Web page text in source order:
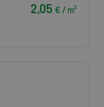
2,05 € / m²